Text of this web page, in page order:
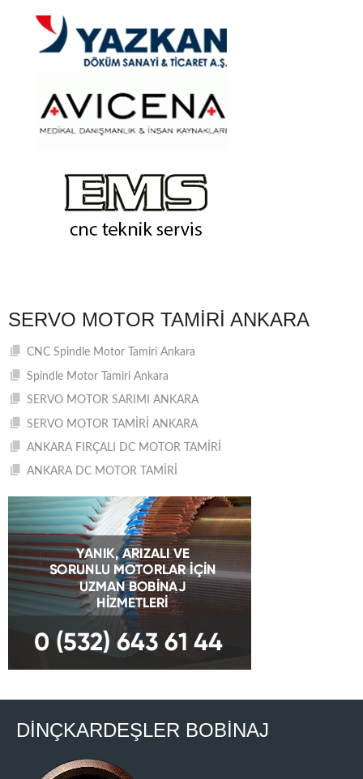
SERVO MOTOR TAMIRI ANKARA
CNC Spindle Motor Tamiri Ankara
Spindle Motor Tamiri Ankara
SERVO MOTOR SARIMI ANKARA
SERVO MOTOR TAMİRİ ANKARA
ANKARA FIRÇALI DC MOTOR TAMİRİ
ANKARA DC MOTOR TAMİRİ
DİNÇKARDEŞLER BOBİNAJ